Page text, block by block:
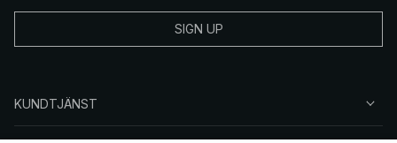
SIGN UP
KUNDTJÄNST